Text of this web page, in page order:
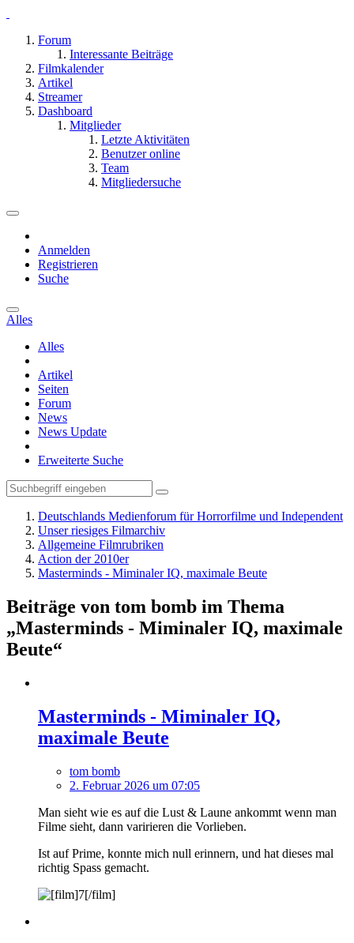
Forum
Interessante Beiträge
Filmkalender
Artikel
Streamer
Dashboard
Mitglieder
Letzte Aktivitäten
Benutzer online
Team
Mitgliedersuche
Anmelden
Registrieren
Suche
Alles
Alles
Artikel
Seiten
Forum
News
News Update
Erweiterte Suche
Deutschlands Medienforum für Horrorfilme und Independent
Unser riesiges Filmarchiv
Allgemeine Filmrubriken
Action der 2010er
Masterminds - Miminaler IQ, maximale Beute
Beiträge von tom bomb im Thema
„Masterminds - Miminaler IQ, maximale
Beute“
Masterminds - Miminaler IQ,
maximale Beute
tom bomb
2. Februar 2026 um 07:05
Man sieht wie es auf die Lust & Laune ankommt wenn man
Filme sieht, dann varirieren die Vorlieben.
Ist auf Prime, konnte mich null erinnern, und hat dieses mal
richtig Spass gemacht.